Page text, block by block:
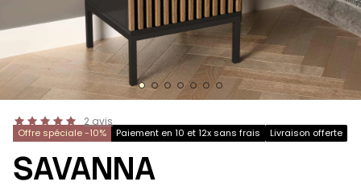
2 avis
Offre spéciale -10% Paiement en 10 et 12x sans frais Livraison offerte
SAVANNA